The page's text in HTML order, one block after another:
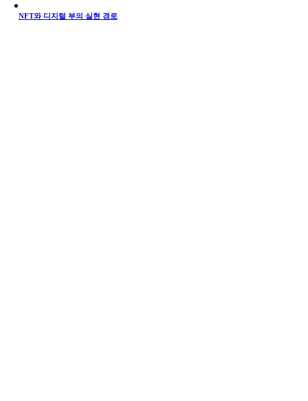
NFT와 디지털 부의 실현 경로